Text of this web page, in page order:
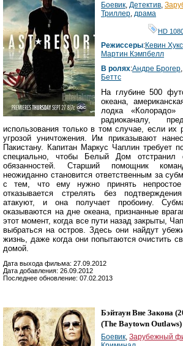
Боевик, Детектив,
Триллер, драма
HD
Режиссеры:Кевин Хукс
Мартин Кэмпбелл
В ролях:Андре Брогер,
Беттс
На глубине 500
океана,
лодка «Колорадо»
радиоканалу,
использования только в том случае, если их
угрозой уничтожения. Им приказывают
Пакистану. Капитан Маркус Чаплин требует
специально, чтобы Белый Дом отстранил
обязанностей. Старший помощник
неожиданно становится ответственным за
с тем, что ему нужно принять
отказывается стрелять без
атакуют, и она получает пробоину.
оказываются на дне океана, признанные
этот момент, когда все пути назад закрыты,
выбраться на остров. Здесь они найдут
жизнь, даже когда они попытаются очистить
домой.
Дата выхода фильма: 27.09.2012
Дата добавления: 26.09.2012
Последнее обновление: 07.02.2013
Бэйтаун Вне Закона
(The Baytown Outlaws)
Боевик, Зарубежный